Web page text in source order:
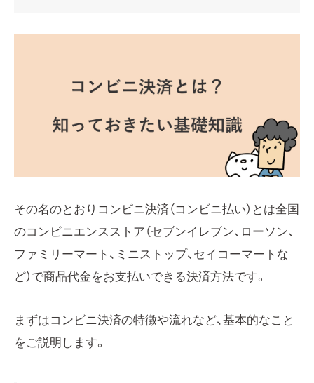
その名のとおりコンビニ決済（コンビニ払い）とは全国
のコンビニエンスストア（セブンイレブン、ローソン、
ファミリーマート、ミニストップ、セイコーマートな
ど）で商品代金をお支払いできる決済方法です。
まずはコンビニ決済の特徴や流れなど、基本的なこと
をご説明します。